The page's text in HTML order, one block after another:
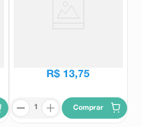
Sabonete em Barra Perfumado
R$ 13,75
Comprar